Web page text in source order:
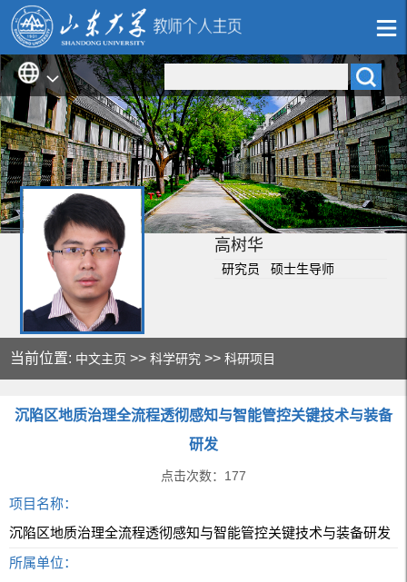
高树华
研究员 硕士生导师
当前位置: 中文主页 >>科学研究 >>科研项目
沉陷区地质治理全流程透彻感知与智能管控关键技术与装备
研发
点击次数： 177
项目名称：
沉陷区地质治理全流程透彻感知与智能管控关键技术与装备研发
所属单位：